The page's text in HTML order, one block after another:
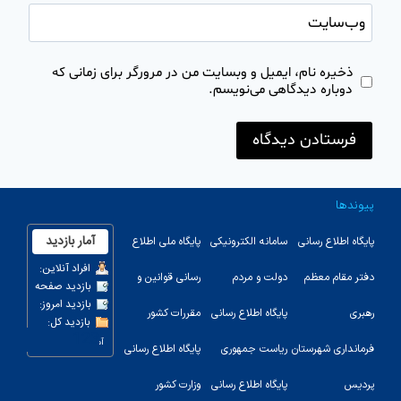
وب‌سایت
ذخیره نام، ایمیل و وبسایت من در مرورگر برای زمانی که
دوباره دیدگاهی می‌نویسم.
پیوندها
پایگاه اطلاع رسانی
دفتر مقام معظم
رهبری
فرمانداری شهرستان
پردیس
سامانه الکترونیکی
دولت و مردم
پایگاه اطلاع رسانی
ریاست جمهوری
پایگاه اطلاع رسانی
پایگاه ملی اطلاع
رسانی قوانین و
مقررات کشور
پایگاه اطلاع رسانی
وزارت کشور